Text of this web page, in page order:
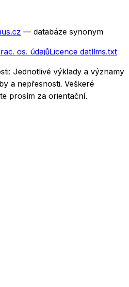
— databáze synonym
os. údajůLicence datllms.txt
Jednotlivé výklady a významy
a nepřesnosti. Veškeré
prosím za orientační.